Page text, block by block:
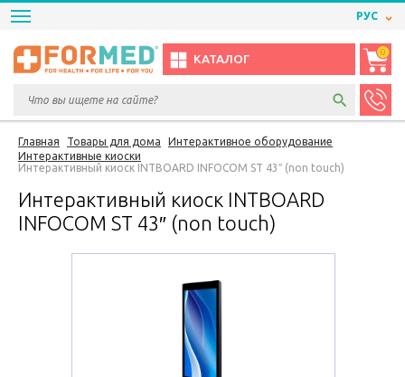
РУС
КАТАЛОГ
0
Главная Товары для дома
Интерактивное оборудование
Интерактивные киоски
Интерактивный киоск INTBOARD INFOCOM ST 43″ (non touch)
Интерактивный киоск INTBOARD
INFOCOM ST 43″ (non touch)